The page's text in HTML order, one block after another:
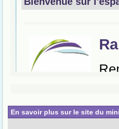
En savoir plus sur le site du